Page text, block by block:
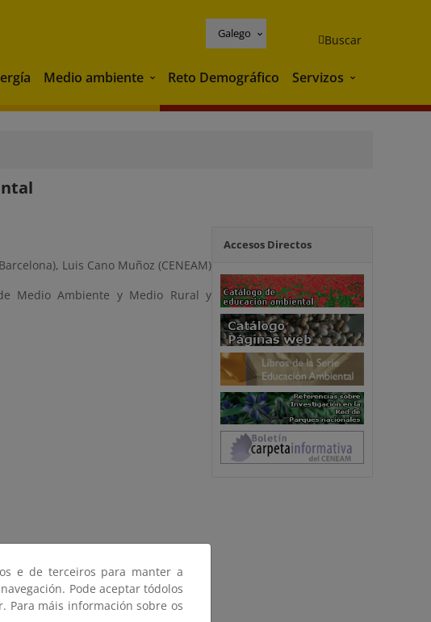
Galego Buscar
Medio ambiente Medio ambiente
Reto Demográfico Servizos Servizos
Luis Cano Muñoz (CENEAM)
Medio Ambiente y Medio Rural y
de
de la Educación Ambiental en
rigor y efectividad.
Accesos Directos
e de terceiros para manter a
Pode aceptar tódolos
Para máis información sobre os